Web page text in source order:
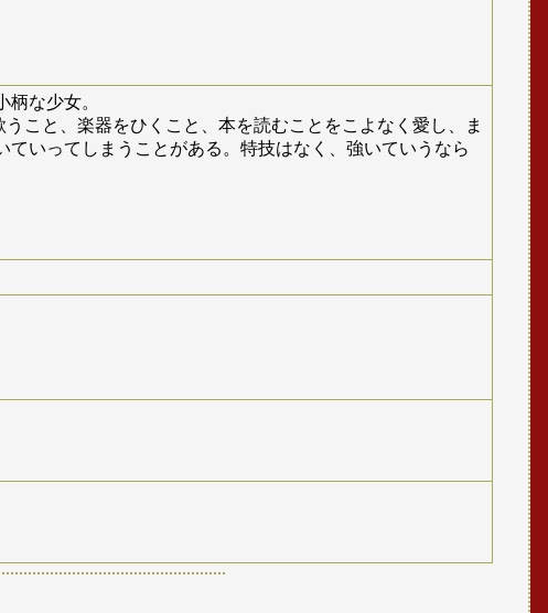
な少女。
こと、楽器をひくこと、本を読むことをこよなく愛し、ま
いってしまうことがある。特技はなく、強いていうなら